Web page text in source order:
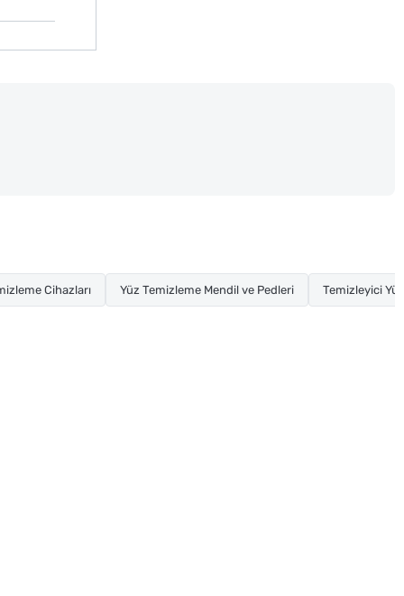
Cihazları Yüz Temizleme Mendil ve Pedleri Temizleyici